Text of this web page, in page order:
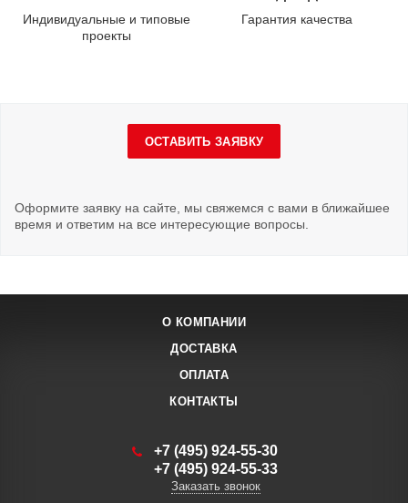
Индивидуальные и типовые
проекты
Гарантия качества
ОСТАВИТЬ ЗАЯВКУ
Оформите заявку на сайте, мы свяжемся с вами в ближайшее
время и ответим на все интересующие вопросы.
О КОМПАНИИ
ДОСТАВКА
ОПЛАТА
КОНТАКТЫ
+7 (495) 924-55-30
+7 (495) 924-55-33
Заказать звонок